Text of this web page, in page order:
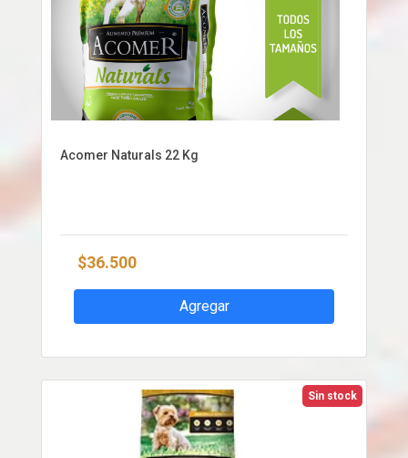
Acomer Naturals 22 Kg
$36.500
Agregar
Sin stock